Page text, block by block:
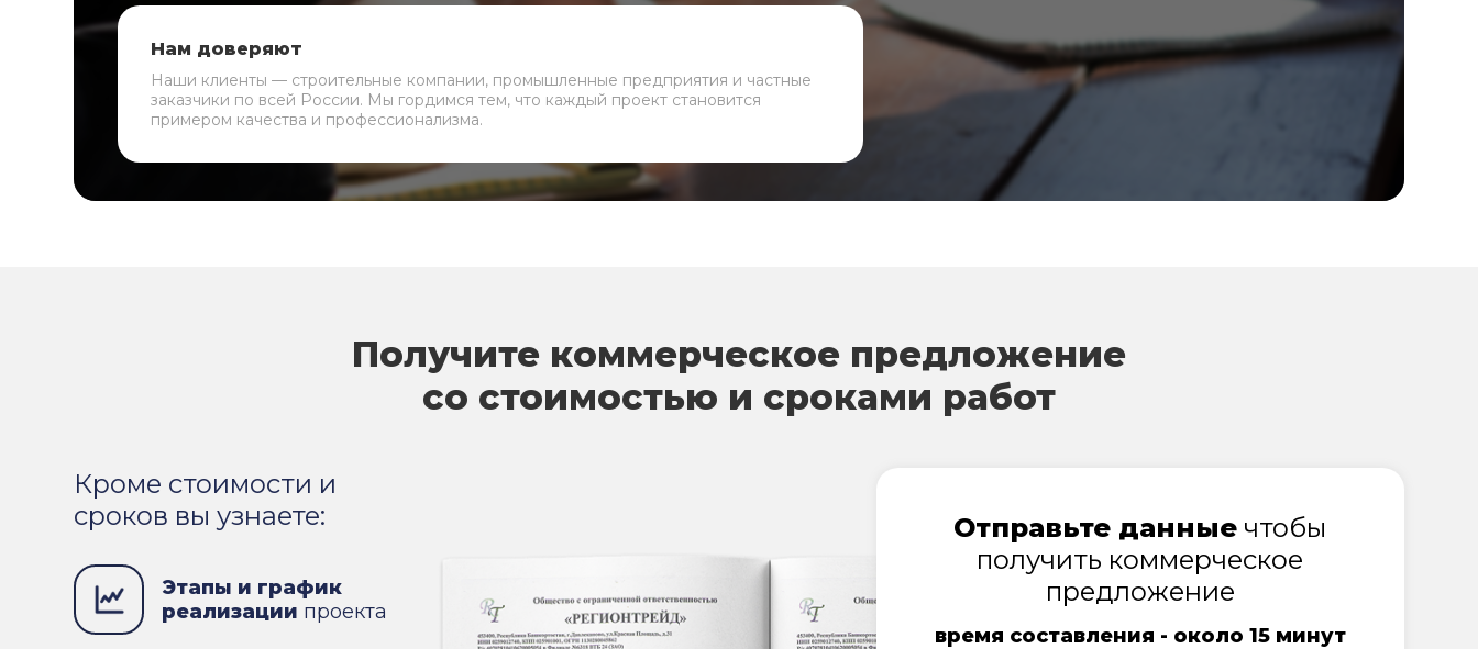
Нам доверяют
Наши клиенты — строительные компании, промышленные предприятия и частные
заказчики по всей России. Мы гордимся тем, что каждый проект становится
примером качества и профессионализма.
Получите коммерческое предложение
со стоимостью и сроками работ
Кроме стоимости и
сроков вы узнаете:
Этапы и график
реализации проекта
Отправьте данные чтобы
получить коммерческое
предложение
время составления - около 15 минут